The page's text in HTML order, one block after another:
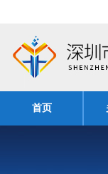
首页